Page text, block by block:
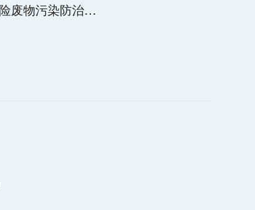
贵州前进资源循环利用有限责任公司2026年上半年一般工业固体废物和危险废物污染防治信息